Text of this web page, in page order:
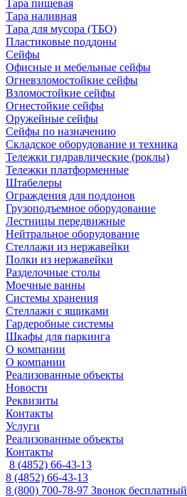
Тара пищевая
Тара наливная
Тара для мусора (ТБО)
Пластиковые поддоны
Сейфы
Офисные и мебельные сейфы
Огневзломостойкие сейфы
Взломостойкие сейфы
Огнестойкие сейфы
Оружейные сейфы
Сейфы по назначению
Складское оборудование и техника
Тележки гидравлические (роклы)
Тележки платформенные
Штабелеры
Ограждения для поддонов
Грузоподъемное оборудование
Лестницы передвижные
Нейтральное оборудование
Стеллажи из нержавейки
Полки из нержавейки
Разделочные столы
Моечные ванны
Системы хранения
Стеллажи с ящиками
Гардеробные системы
Шкафы для паркинга
О компании
О компании
Реализованные объекты
Новости
Реквизиты
Контакты
Услуги
Реализованные объекты
Контакты
8 (4852) 66-43-13
8 (4852) 66-43-13
8 (800) 700-78-97 Звонок бесплатный